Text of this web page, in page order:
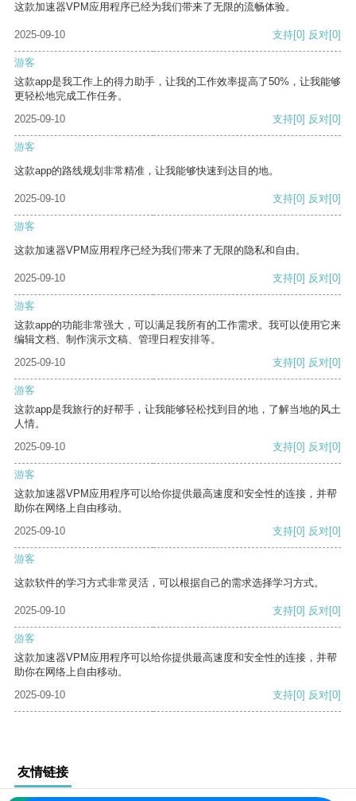
这款加速器VPM应用程序已经为我们带来了无限的流畅体验。
2025-09-10 支持[0] 反对[0]
游客
这款app是我工作上的得力助手，让我的工作效率提高了50%，让我能够
更轻松地完成工作任务。
2025-09-10
支持[0] 反对[0]
游客
这款app的路线规划非常精准，让我能够快速到达目的地。
2025-09-10 支持[0] 反对[0]
游客
这款加速器VPM应用程序已经为我们带来了无限的隐私和自由。
2025-09-10 支持[0] 反对[0]
游客
这款app的功能非常强大，可以满足我所有的工作需求。我可以使用它来
编辑文档、制作演示文稿、管理日程安排等。
2025-09-10
支持[0] 反对[0]
游客
这款app是我旅行的好帮手，让我能够轻松找到目的地，了解当地的风土
人情。
2025-09-10
支持[0] 反对[0]
游客
这款加速器VPM应用程序可以给你提供最高速度和安全性的连接，并帮
助你在网络上自由移动。
2025-09-10
支持[0] 反对[0]
游客
这款软件的学习方式非常灵活，可以根据自己的需求选择学习方式。
2025-09-10 支持[0] 反对[0]
游客
这款加速器VPM应用程序可以给你提供最高速度和安全性的连接，并帮
助你在网络上自由移动。
2025-09-10
支持[0] 反对[0]
友情链接